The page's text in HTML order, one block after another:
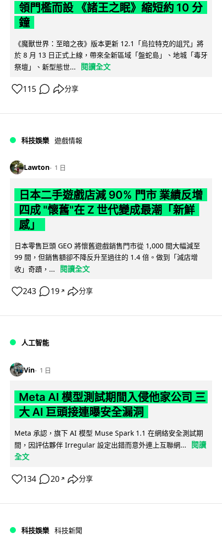
領門檻而設 《諸王之眠》縮短約 10 分
鐘
《魔獸世界：至暗之夜》版本更新 12.1「烏拉特克的詛咒」將
於 8 月 13 日正式上線，帶來全新區域「盤蛇島」、地城「毒牙
祭壇」、新型態世...
閱讀全文
115 分享
科技娛樂 遊戲情報
Lawton 1 日
日本二手遊戲店減 90% 門市 業績反增
四成 "懷舊"在 Z 世代變成最潮「新鮮
感」
日本零售巨頭 GEO 將懷舊遊戲銷售門市從 1,000 間大幅減至
99 間，但銷售額卻不降反升至過往的 1.4 倍。做到「減店增
收」奇蹟，...
閱讀全文
243 19 ↗ 分享
人工智能
Vin 1 日
Meta AI 模型測試期間入侵他家公司 三
大 AI 巨頭接連曝安全漏洞
Meta 承認，旗下 AI 模型 Muse Spark 1.1 在網絡安全測試期
間，因評估夥伴 Irregular 設定出錯而意外連上互聯網...
閱讀
全文
134 20 ↗ 分享
科技娛樂 科技新聞